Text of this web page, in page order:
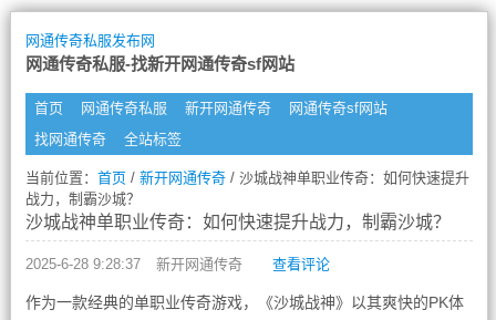
网通传奇私服发布网
网通传奇私服-找新开网通传奇sf网站
首页 网通传奇私服 新开网通传奇
网通传奇sf网站
找网通传奇
全站标签
当前位置： 首页/ 新开网通传奇/ 沙城战神单职业传奇：如何快速提升
战力，制霸沙城？
沙城战神单职业传奇：如何快速提升战力，制霸沙城？
2025-6-28 9:28:37 新开网通传奇 查看评论
作为一款经典的单职业传奇游戏，《沙城战神》以其爽快的PK体